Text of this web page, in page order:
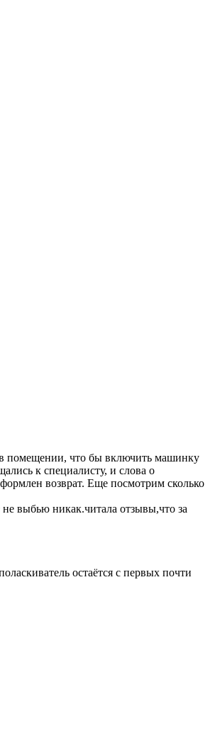
в помещении, что бы включить машинку
к специалисту, и слова о
возврат. Еще посмотрим сколько
выбью никак.читала отзывы,что за
остаётся с первых почти